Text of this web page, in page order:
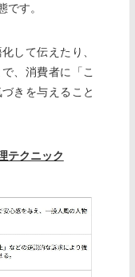
す。
して伝えたり、
、消費者に「こ
きを与えること
テクニック